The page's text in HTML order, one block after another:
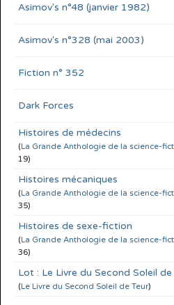
Asimov's n°48 (janvier 1982)
Asimov's n°328 (mai 2003)
Fiction n° 352
Dark Forces
Histoires de médecins
(La Grande Anthologie de la science-
19)
Histoires mécaniques
(La Grande Anthologie de la science-
35)
Histoires de sexe-fiction
(La Grande Anthologie de la science-
36)
Lot : Le Livre du Second Soleil de
(Le Livre du Second Soleil de Teur)